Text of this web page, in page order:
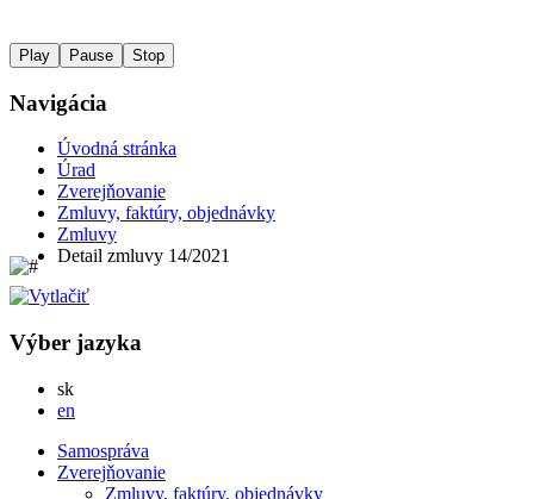
Play Pause Stop
Navigácia
Úvodná stránka
Úrad
Zverejňovanie
Zmluvy, faktúry, objednávky
Zmluvy
Detail zmluvy 14/2021
Výber jazyka
skSlovensky
en
Samospráva
Zverejňovanie
Zmluvy, faktúry, objednávky